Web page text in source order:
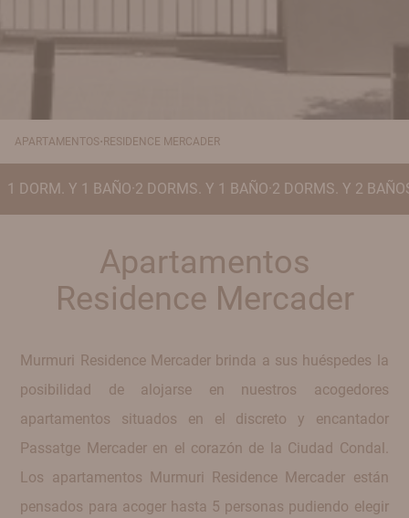
APARTAMENTOS· RESIDENCE MERCADER
1 DORM. Y 1 BAÑO·2 DORMS. Y 1 BAÑO·2 DORMS. Y 2
Apartamentos
Residence Mercader
Murmuri Residence Mercader brinda a sus huéspedes la
posibilidad de alojarse en nuestros acogedores
apartamentos situados en el discreto y encantador
Passatge Mercader en el corazón de la Ciudad Condal.
Los apartamentos Murmuri Residence Mercader están
pensados para acoger hasta 5 personas pudiendo elegir